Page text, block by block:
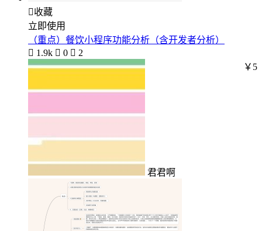
收藏
立即使用
（重点）餐饮小程序功能分析（含开发者分析）
 1.9k  0  2
君君啊
￥5